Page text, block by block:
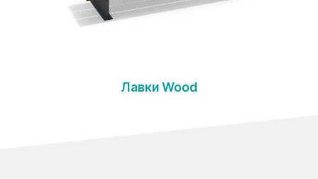
Лавки Wood